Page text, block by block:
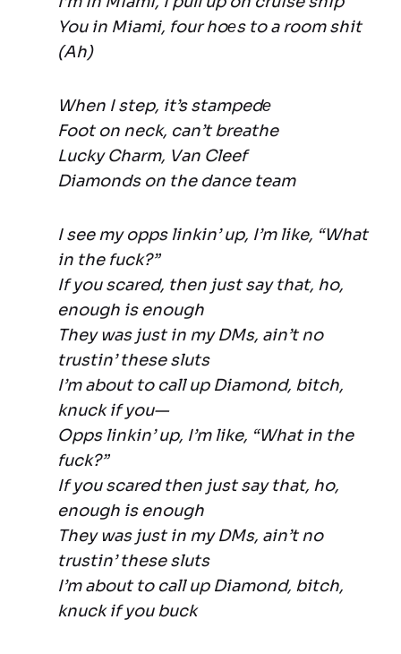
You in Miami, four hoеs to a room shit
(Ah)
When I step, it’s stampedе
Foot on neck, can’t breathe
Lucky Charm, Van Cleef
Diamonds on the dance team
I see my opps linkin’ up, I’m like, “What
in the fuck?”
If you scared, then just say that, ho,
enough is enough
They was just in my DMs, ain’t no
trustin’ these sluts
I’m about to call up Diamond, bitch,
knuck if you—
Opps linkin’ up, I’m like, “What in the
fuck?”
If you scared then just say that, ho,
enough is enough
They was just in my DMs, ain’t no
trustin’ these sluts
I’m about to call up Diamond, bitch,
knuck if you buck